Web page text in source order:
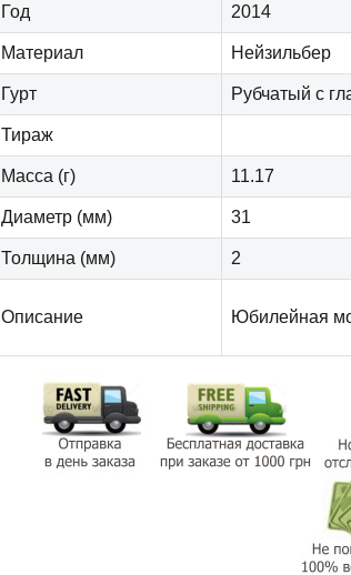
Год 2014
Материал Нейзильбер
Гурт Рубчатый с
Тираж
Масса (г) 11.17
Диаметр (мм) 31
Толщина (мм) 2
Описание Юбилейная